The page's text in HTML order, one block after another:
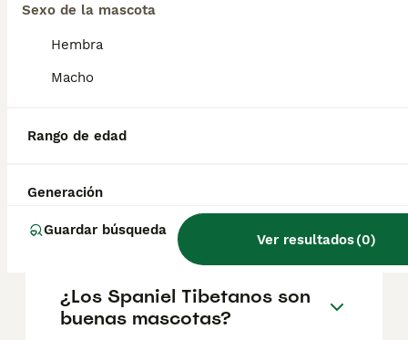
Sexo de la mascota
Hembra
Macho
Rango de edad
Generación
Guardar búsqueda
Ver resultados(0)
Informarse bien y comparar opciones antes
decisión.
de Spaniel Tibetano?
¿Es agresivo el mastín
tibetano?
¿Los Spaniel Tibetanos son
buenas mascotas?